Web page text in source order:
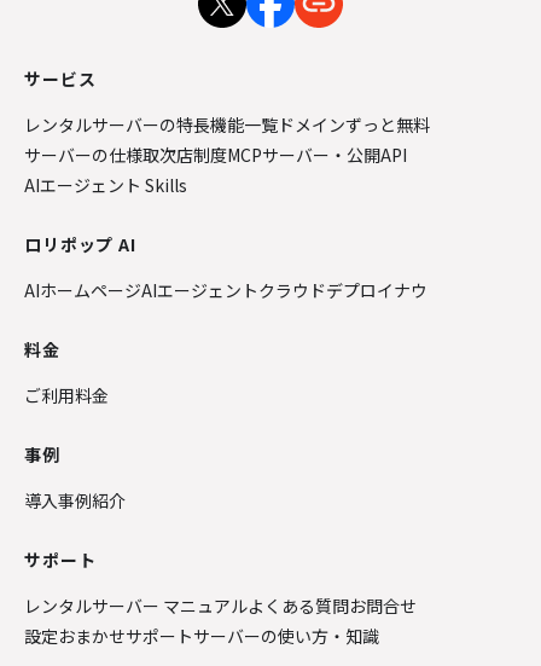
サービス
レンタルサーバーの特長機能一覧 ドメインずっと無料
サーバーの仕様取次店制度MCPサーバー・公開API
AIエージェント Skills
ロリポップ AI
AIホームページAIエージェントクラウドデプロイナウ
料金
ご利用料金
事例
導入事例紹介
サポート
レンタルサーバー マニュアルよくある質問お問合せ
設定おまかせサポートサーバーの使い方・知識